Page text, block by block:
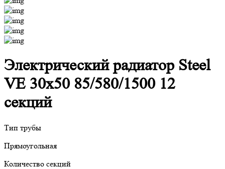
Электрический радиатор Steel
VE 30х50 85/580/1500 12
секций
Тип трубы
Прямоугольная
Количество секций